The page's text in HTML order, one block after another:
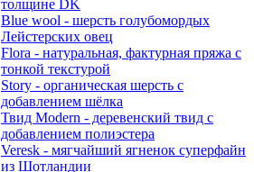
толщине DK
Blue wool - шерсть голубомордых
Лейстерских овец
Flora - натуральная, фактурная пряжа с
тонкой текстурой
Story - органическая шерсть с
добавлением шёлка
Твид Modern - деревенский твид с
добавлением полиэстера
Veresk - мягчайший ягненок суперфайн
из Шотландии